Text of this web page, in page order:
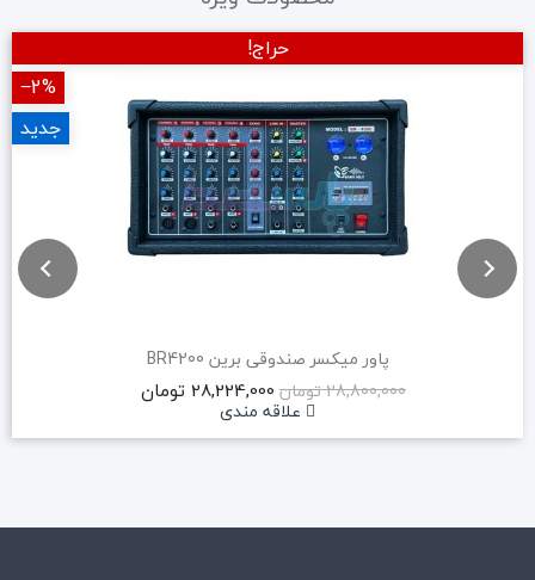
پاور میکسر صندوقی برین BR4200
28,800,000 تومان
28,224,000 تومان
علاقه مندی
حراج!
‎−2%
جدید